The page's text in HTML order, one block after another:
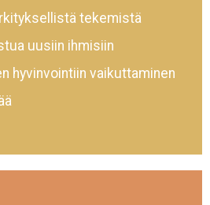
tekemistä
uusiin ihmisiin
hyvinvointiin vaikuttaminen